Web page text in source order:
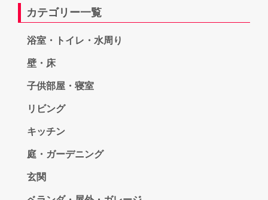
カテゴリー一覧
浴室・トイレ・水周り
壁・床
子供部屋・寝室
リビング
キッチン
庭・ガーデニング
玄関